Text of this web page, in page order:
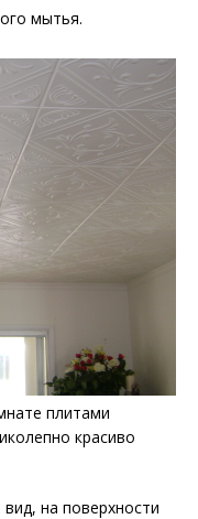
мытья.
плитами
красиво
на поверхности